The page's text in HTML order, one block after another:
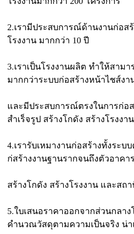
2.เรามีประสบการณ์​ด้านงานก่อส
โรงงาน มากกว่า​ 10 ปี
3.เราเป็นโรงงานผลิต​ ทำให้สา
มากกว่าระบบก่อสร้างหน้าไชส์งา
และมีประสบการณ์ตรงในการก่อ
สำเร็จรูป สร้างโกดัง สร้างโรงงาน
4.เรารับเหมางานก่อสร้างทั้งระ
ก่สร้างงานฐานรากจนถึงตัวอาคาร
สร้างโกดัง สร้างโรงงาน และสถ
5.ใบเสนอราคาออกจากส่วนกลา
คำนวณวัสดุตามความเป็นจริง​ น่า